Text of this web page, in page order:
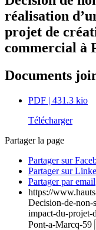
réalisation
projet de
commercial à
Documents
PDF | 431.3 kio
Télécharger
Partager la page
Partager sur
Partager sur
Partager par email
https://
Decision-de-non-
impact-du-projet-
Pont-a-Marcq-59